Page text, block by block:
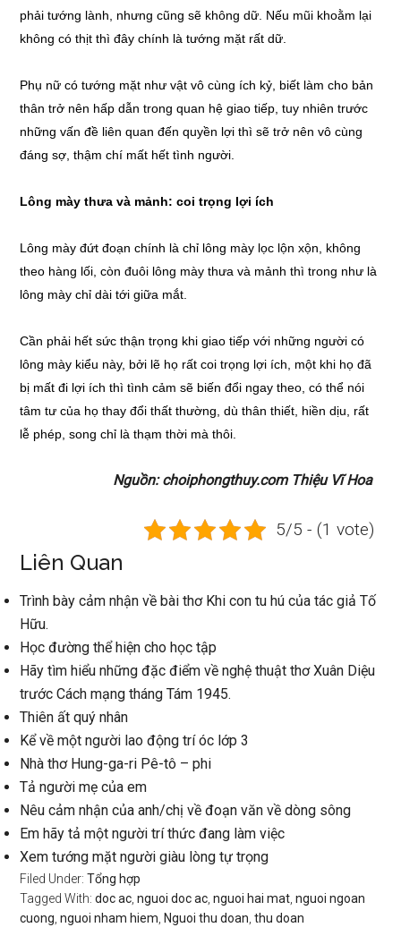
phải tướng lành, nhưng cũng sẽ không dữ. Nếu mũi khoằm lại
không có thịt thì đây chính là tướng mặt rất dữ.
Phụ nữ có tướng mặt như vật vô cùng ích kỷ, biết làm cho bản
thân trở nên hấp dẫn trong quan hệ giao tiếp, tuy nhiên trước
những vấn đề liên quan đến quyền lợi thì sẽ trở nên vô cùng
đáng sợ, thậm chí mất hết tình người.
Lông mày thưa và mảnh: coi trọng lợi ích
Lông mày đứt đoạn chính là chỉ lông mày lọc lộn xộn, không
theo hàng lối, còn đuôi lông mày thưa và mảnh thì trong như là
lông mày chỉ dài tới giữa mắt.
Cần phải hết sức thận trọng khi giao tiếp với những người có
lông mày kiểu này, bởi lẽ họ rất coi trọng lợi ích, một khi họ đã
bị mất đi lợi ích thì tình cảm sẽ biến đổi ngay theo, có thể nói
tâm tư của họ thay đổi thất thường, dù thân thiết, hiền dịu, rất
lễ phép, song chỉ là thạm thời mà thôi.
Nguồn: choiphongthuy.com Thiệu Vĩ Hoa
5/5 - (1 vote)
Liên Quan
Trình bày cảm nhận về bài thơ Khi con tu hú của tác giả Tố
Hữu.
Học đường thể hiện cho học tập
Hãy tìm hiểu những đặc điểm về nghệ thuật thơ Xuân Diệu
trước Cách mạng tháng Tám 1945.
Thiên ất quý nhân
Kể về một người lao động trí óc lớp 3
Nhà thơ Hung-ga-ri Pê-tô – phi
Tả người mẹ của em
Nêu cảm nhận của anh/chị về đoạn văn về dòng sông
Em hãy tả một người trí thức đang làm việc
Xem tướng mặt người giàu lòng tự trọng
Filed Under:Tổng hợp
Tagged With:doc ac ,nguoi doc ac ,nguoi hai mat ,nguoi ngoan
cuong ,nguoi nham hiem Nguoi thu doan ,thu doan